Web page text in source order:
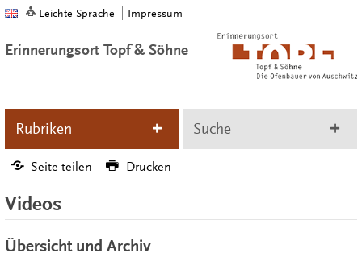
Leichte Sprache Impressum
Erinnerungsort Topf & Söhne
Rubriken Suche
Seite teilen Drucken
Videos
Übersicht und Archiv